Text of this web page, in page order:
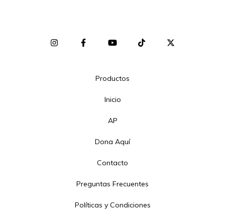
Productos
Inicio
AP
Dona Aquí
Contacto
Preguntas Frecuentes
Políticas y Condiciones